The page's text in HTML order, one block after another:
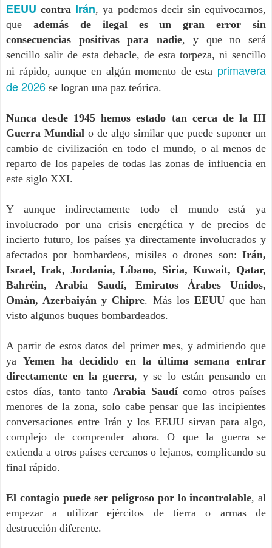
EEUU contra Irán, ya podemos decir sin equivocarnos,
que además de ilegal es un gran error sin
consecuencias positivas para nadie, y que no será
sencillo salir de esta debacle, de esta torpeza, ni sencillo
ni rápido, aunque en algún momento de esta primavera
de 2026 se logran una paz teórica.
Nunca desde 1945 hemos estado tan cerca de la III
Guerra Mundial o de algo similar que puede suponer un
cambio de civilización en todo el mundo, o al menos de
reparto de los papeles de todas las zonas de influencia en
este siglo XXI.
Y aunque indirectamente todo el mundo está ya
involucrado por una crisis energética y de precios de
incierto futuro, los países ya directamente involucrados y
afectados por bombardeos, misiles o drones son: Irán,
Israel, Irak, Jordania, Líbano, Siria, Kuwait, Qatar,
Bahréin, Arabia Saudí, Emiratos Árabes Unidos,
Omán, Azerbaiyán y Chipre. Más los EEUU que han
visto algunos buques bombardeados.
A partir de estos datos del primer mes, y admitiendo que
ya Yemen ha decidido en la última semana entrar
directamente en la guerra, y se lo están pensando en
estos días, tanto tanto Arabia Saudícomo otros países
menores de la zona, solo cabe pensar que las incipientes
conversaciones entre Irán y los EEUU sirvan para algo,
complejo de comprender ahora. O que la guerra se
extienda a otros países cercanos o lejanos, complicando su
final rápido.
El contagio puede ser peligroso por lo incontrolable, al
empezar a utilizar ejércitos de tierra o armas de
destrucción diferente.